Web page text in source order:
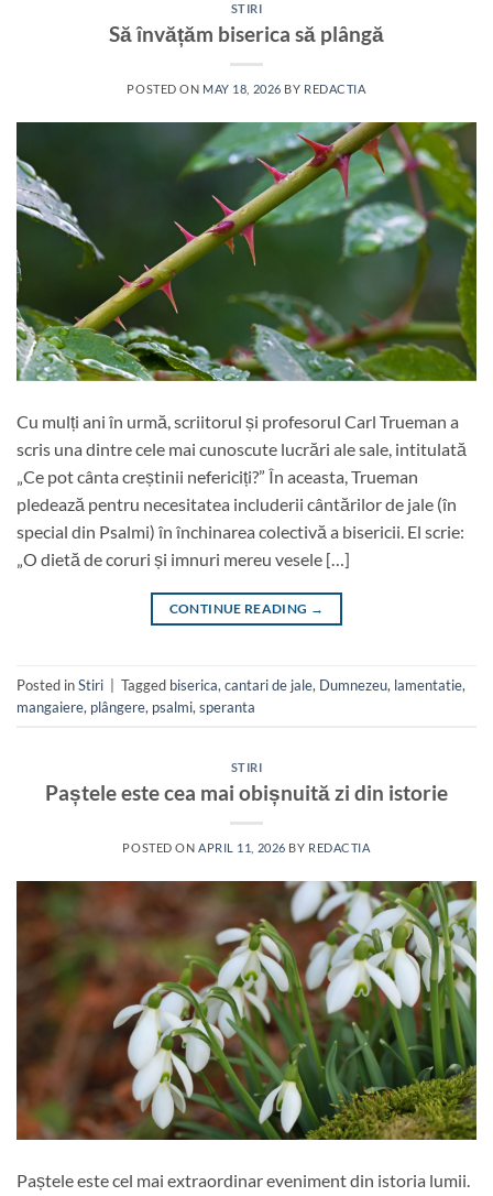
STIRI
Să învățăm biserica să plângă
POSTED ON MAY 18, 2026 BY REDACTIA
Cu mulți ani în urmă, scriitorul și profesorul Carl Trueman a
scris una dintre cele mai cunoscute lucrări ale sale, intitulată
„Ce pot cânta creștinii nefericiți?” În aceasta, Trueman
pledează pentru necesitatea includerii cântărilor de jale (în
special din Psalmi) în închinarea colectivă a bisericii. El scrie:
„O dietă de coruri și imnuri mereu vesele […]
CONTINUE READING →
Posted inStiri Tagged biserica, cantari de jale, Dumnezeu, lamentatie,
mangaiere, plângere, psalmi, speranta
STIRI
Paștele este cea mai obișnuită zi din istorie
POSTED ONAPRIL 11, 2026 BY REDACTIA
Paștele este cel mai extraordinar eveniment din istoria lumii.